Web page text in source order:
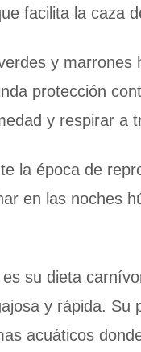
facilita la caza
y marrones
protección
y respirar a
la época de
en las noches
es su dieta
y rápida. Su
acuáticos